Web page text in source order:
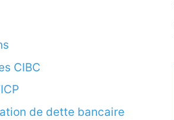
CIBC
de dette bancaire